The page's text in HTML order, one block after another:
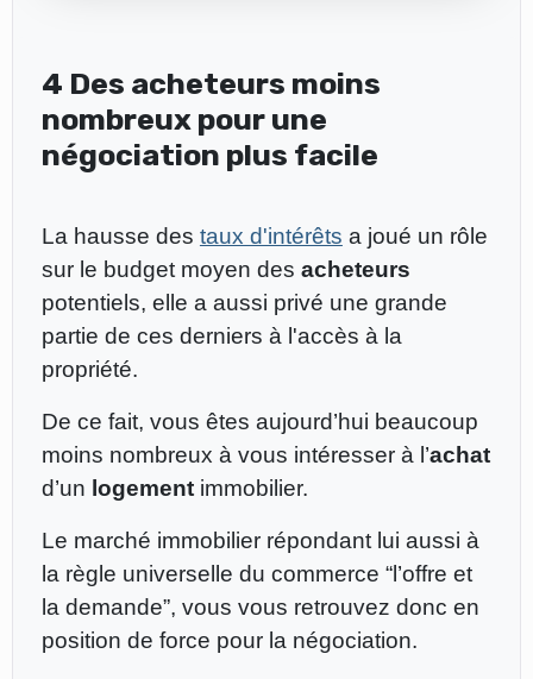
4 Des acheteurs moins
nombreux pour une
négociation plus facile
La hausse des taux d'intérêts a joué un rôle
sur le budget moyen des acheteurs
potentiels, elle a aussi privé une grande
partie de ces derniers à l'accès à la
propriété.
De ce fait, vous êtes aujourd’hui beaucoup
moins nombreux à vous intéresser à l’achat
d’un logementimmobilier.
Le marché immobilier répondant lui aussi à
la règle universelle du commerce “l’offre et
la demande”, vous vous retrouvez donc en
position de force pour la négociation.